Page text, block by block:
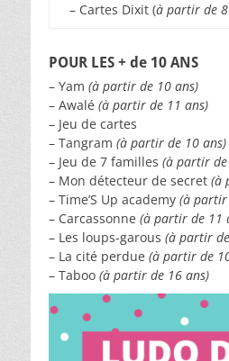
– Cartes Dixit (à partir de
POUR LES + de 10 ANS
– Yam (à partir de 10 ans)
– Awalé (à partir de 11 ans)
– Jeu de cartes
– Tangram (à partir de 10 ans)
– Jeu de 7 familles (à partir de
– Mon détecteur de secret (à
– Time’S Up academy (à partir
– Carcassonne (à partir de 11
– Les loups-garous (à partir
– La cité perdue (à partir de
– Taboo (à partir de 16 ans)